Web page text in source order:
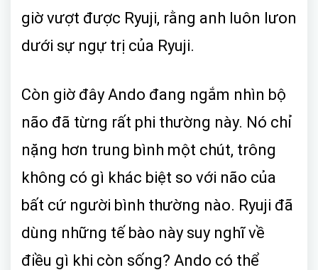
giờ vượt được Ryuji, rằng anh luôn lưon
dưới sự ngự trị của Ryuji.
Còn giờ đây Ando đang ngắm nhìn bộ
não đã từng rất phi thường này. Nó chỉ
nặng hơn trung bình một chút, trông
không có gì khác biệt so với não của
bất cứ người bình thường nào. Ryuji đã
dùng những tế bào này suy nghĩ về
điều gì khi còn sống? Ando có thể